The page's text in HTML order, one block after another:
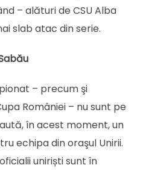
– alături de CSU Alba
slab atac din serie.
– precum şi
României – nu sunt pe
în acest moment, un
echipa din oraşul Unirii.
uniriști sunt în